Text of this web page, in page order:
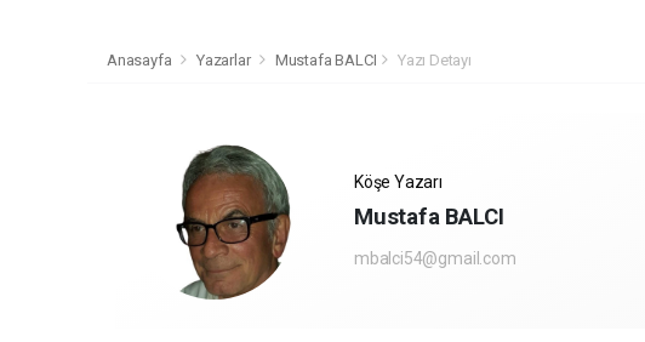
Anasayfa Yazarlar Mustafa BALCI Yazı Detayı
Köşe Yazarı
Mustafa BALCI
mbalci54@gmail.com